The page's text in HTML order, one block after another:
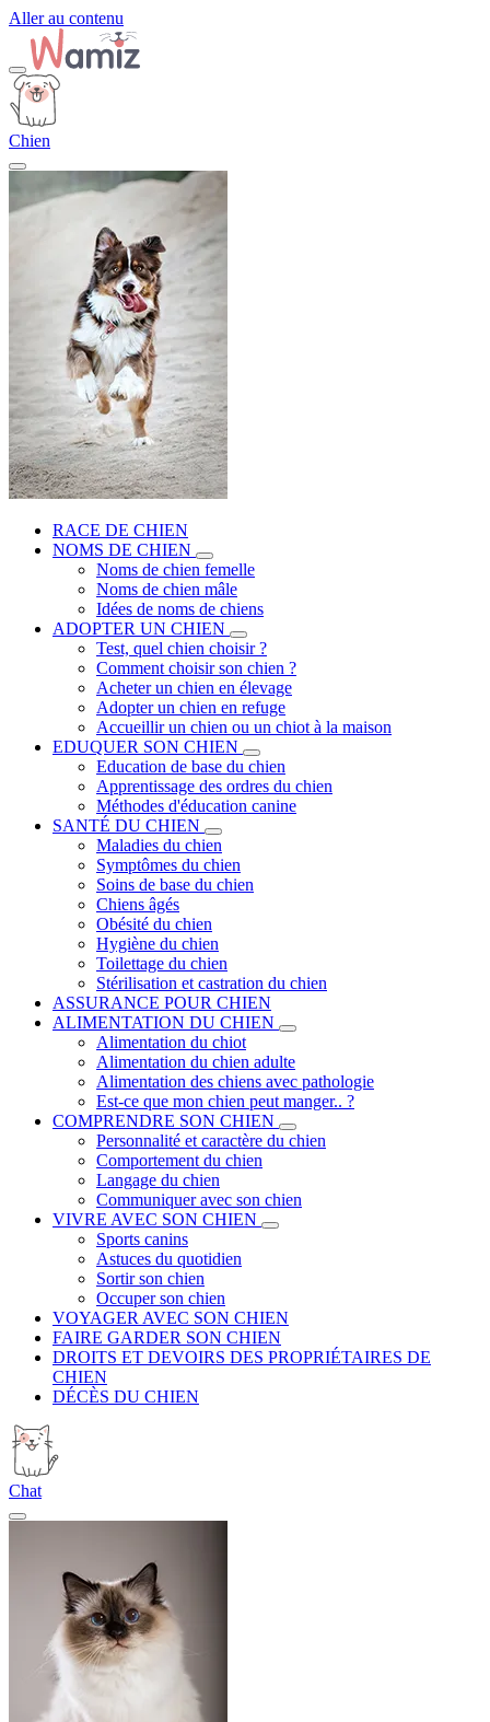
Aller au contenu
Chien
RACE DE CHIEN
NOMS DE CHIEN
Noms de chien femelle
Noms de chien mâle
Idées de noms de chiens
ADOPTER UN CHIEN
Test, quel chien choisir ?
Comment choisir son chien ?
Acheter un chien en élevage
Adopter un chien en refuge
Accueillir un chien ou un chiot à la maison
EDUQUER SON CHIEN
Education de base du chien
Apprentissage des ordres du chien
Méthodes d'éducation canine
SANTÉ DU CHIEN
Maladies du chien
Symptômes du chien
Soins de base du chien
Chiens âgés
Obésité du chien
Hygiène du chien
Toilettage du chien
Stérilisation et castration du chien
ASSURANCE POUR CHIEN
ALIMENTATION DU CHIEN
Alimentation du chiot
Alimentation du chien adulte
Alimentation des chiens avec pathologie
Est-ce que mon chien peut manger.. ?
COMPRENDRE SON CHIEN
Personnalité et caractère du chien
Comportement du chien
Langage du chien
Communiquer avec son chien
VIVRE AVEC SON CHIEN
Sports canins
Astuces du quotidien
Sortir son chien
Occuper son chien
VOYAGER AVEC SON CHIEN
FAIRE GARDER SON CHIEN
DROITS ET DEVOIRS DES PROPRIÉTAIRES DE
CHIEN
DÉCÈS DU CHIEN
Chat